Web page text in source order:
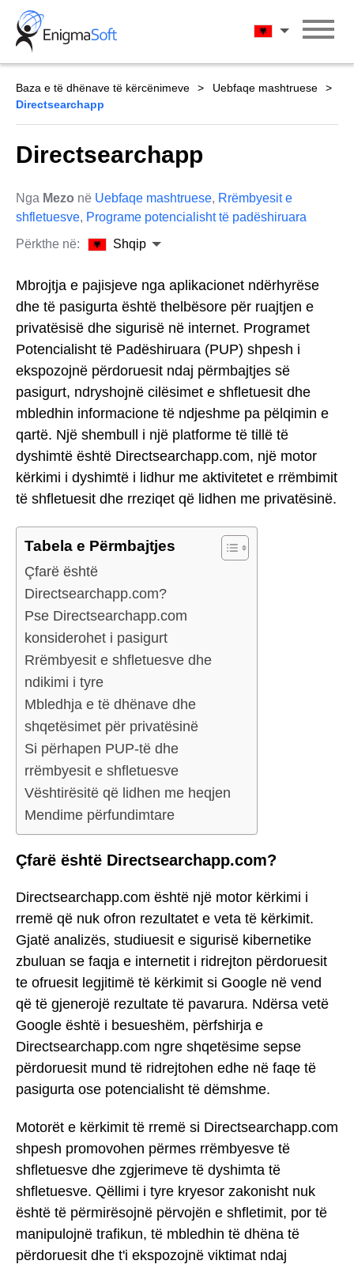
Skip
content
Shqip
Baza e të dhënave të kërcënimeve
Uebfaqe mashtruese
Directsearchapp
Directsearchapp
Nga Mezo në Uebfaqe mashtruese, Rrëmbyesit e
shfletuesve, Programe potencialisht të padëshiruara
Përkthe në:
Shqip
Mbrojtja e pajisjeve nga aplikacionet ndërhyrëse
dhe të pasigurta është thelbësore për ruajtjen e
privatësisë dhe sigurisë në internet. Programet
Potencialisht të Padëshiruara (PUP) shpesh i
ekspozojnë përdoruesit ndaj përmbajtjes së
pasigurt, ndryshojnë cilësimet e shfletuesit dhe
mbledhin informacione të ndjeshme pa pëlqimin e
qartë. Një shembull i një platforme të tillë të
dyshimtë është Directsearchapp.com, një motor
kërkimi i dyshimtë i lidhur me aktivitetet e rrëmbimit
të shfletuesit dhe rreziqet që lidhen me privatësinë.
Tabela e Përmbajtjes
Çfarë është
Directsearchapp.com?
Pse Directsearchapp.com
konsiderohet i pasigurt
Rrëmbyesit e shfletuesve dhe
ndikimi i tyre
Mbledhja e të dhënave dhe
shqetësimet për privatësinë
Si përhapen PUP-të dhe
rrëmbyesit e shfletuesve
Vështirësitë që lidhen me heqjen
Mendime përfundimtare
Çfarë është Directsearchapp.com?
Directsearchapp.com është një motor kërkimi i
rremë që nuk ofron rezultatet e veta të kërkimit.
Gjatë analizës, studiuesit e sigurisë kibernetike
zbuluan se faqja e internetit i ridrejton përdoruesit
te ofruesit legjitimë të kërkimit si Google në vend
që të gjenerojë rezultate të pavarura. Ndërsa vetë
Google është i besueshëm, përfshirja e
Directsearchapp.com ngre shqetësime sepse
përdoruesit mund të ridrejtohen edhe në faqe të
pasigurta ose potencialisht të dëmshme.
Motorët e kërkimit të rremë si Directsearchapp.com
shpesh promovohen përmes rrëmbyesve të
shfletuesve dhe zgjerimeve të dyshimta të
shfletuesve. Qëllimi i tyre kryesor zakonisht nuk
është të përmirësojnë përvojën e shfletimit, por të
manipulojnë trafikun, të mbledhin të dhëna të
përdoruesit dhe t'i ekspozojnë viktimat ndaj